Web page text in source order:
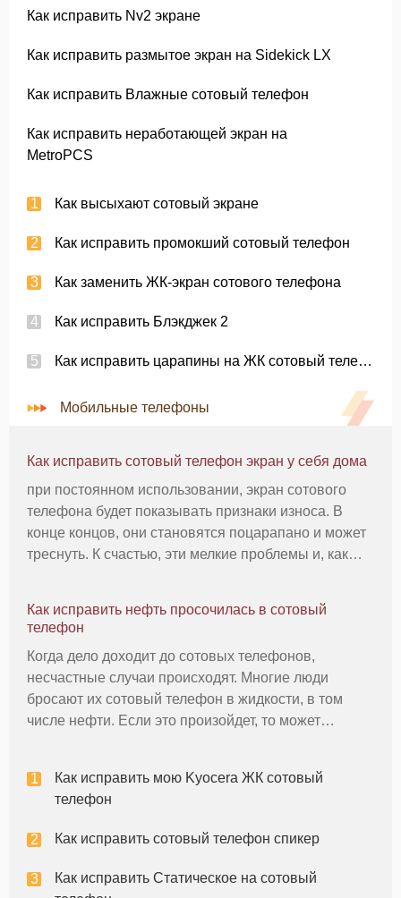
Как исправить Nv2 экране
Как исправить размытое экран на Sidekick LX
Как исправить Влажные сотовый телефон
Как исправить неработающей экран на
MetroPCS
Как высыхают сотовый экране
Как исправить промокший сотовый телефон
Как заменить ЖК-экран сотового телефона
Как исправить Блэкджек 2
Как исправить царапины на ЖК сотовый телефон
Мобильные телефоны
Как исправить сотовый телефон экран у себя дома
при постоянном использовании, экран сотового
телефона будет показывать признаки износа. В
конце концов, они становятся поцарапано и может
треснуть. К счастью, эти мелкие проблемы и, как
экран делает телефон тру
Как исправить нефть просочилась в сотовый
телефон
Когда дело доходит до сотовых телефонов,
несчастные случаи происходят. Многие люди
бросают их сотовый телефон в жидкости, в том
числе нефти. Если это произойдет, то может
очистить мобильный телефон, который был
Как исправить мою Kyocera ЖК сотовый
телефон
Как исправить сотовый телефон спикер
Как исправить Статическое на сотовый